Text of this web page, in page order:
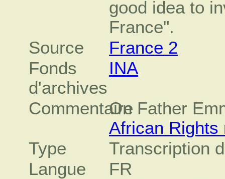
good idea to
France".
Source
France 2
Fonds
d'archives
INA
CommentaireOn Father
African Rights
Type
Transcription
Langue
FR